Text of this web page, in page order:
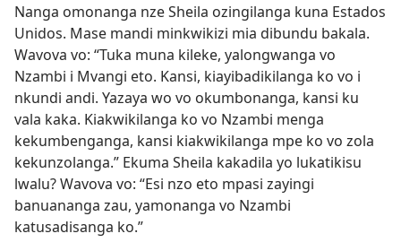
Nanga omonanga nze Sheila ozingilanga kuna Estados
Unidos. Mase mandi minkwikizi mia dibundu bakala.
Wavova vo: “Tuka muna kileke, yalongwanga vo
Nzambi i Mvangi eto. Kansi, kiayibadikilanga ko vo i
nkundi andi. Yazaya wo vo okumbonanga, kansi ku
vala kaka. Kiakwikilanga ko vo Nzambi menga
kekumbenganga, kansi kiakwikilanga mpe ko vo zola
kekunzolanga.” Ekuma Sheila kakadila yo lukatikisu
lwalu? Wavova vo: “Esi nzo eto mpasi zayingi
banuananga zau, yamonanga vo Nzambi
katusadisanga ko.”